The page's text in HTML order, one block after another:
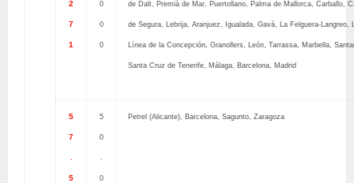
2
7
1
0
0
0
de Dalt, Premià de Mar, Puertollano, Palma de Mallorca, Carballo,
de Segura, Lebrija, Aranjuez, Igualada, Gavà, La Felguera-Langreo,
Línea de la Concepción, Granollers, León, Tarrassa, Marbella,
Santa Cruz de Tenerife, Málaga, Barcelona, Madrid
5
7
5
5
0
.
0
Petrel (Alicante), Barcelona, Sagunto, Zaragoza